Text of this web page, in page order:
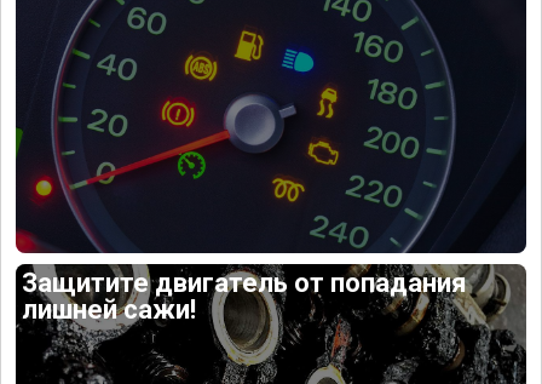
Защитите двигатель от попадания
лишней сажи!